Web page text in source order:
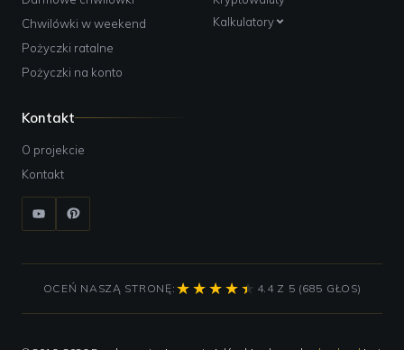
Chwilówki w weekend
Pożyczki ratalne
Pożyczki na konto
Kalkulatory
Kontakt
O projekcie
Kontakt
OCEŃ NASZĄ STRONĘ: 4.4 Z 5 (685 GŁOS)